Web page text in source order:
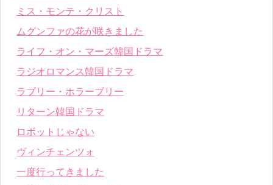
ミス・モンテ・クリスト
ムグンファの花が咲きました
ライフ・オン・マーズ韓国ドラマ
ラジオロマンス韓国ドラマ
ラブリー・ホラーブリー
リターン韓国ドラマ
ロボットじゃない
ヴィンチェンツォ
一度行ってきました